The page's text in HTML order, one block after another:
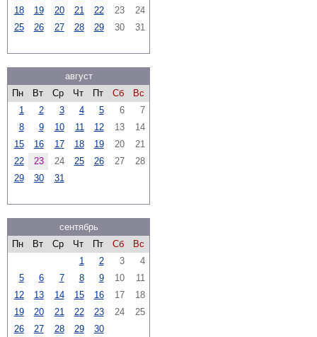
18
19 20 21 22 23
24
25
26 27 28 29 30 31
август
Пн
Вт Ср Чт Пт Сб
Вс
1
2 3 4 5 6
7
8
9 10 11 12 13
14
15
16 17 18 19 20
21
22
23 24 25 26 27
28
29
30 31
сентябрь
Пн
Вт Ср Чт Пт Сб
Вс
1
2 3
4
5
6 7 8 9 10
11
12
13 14 15 16 17
18
19
20 21 22 23 24
25
26
27 28 29 30